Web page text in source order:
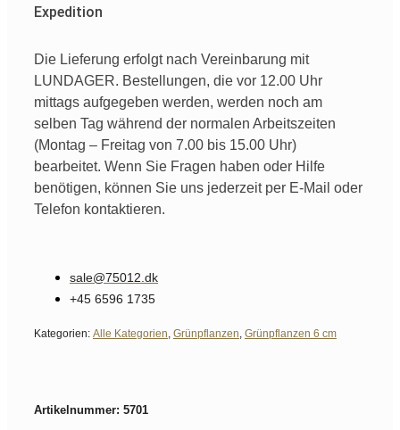
Expedition
Die Lieferung erfolgt nach Vereinbarung mit
LUNDAGER. Bestellungen, die vor 12.00 Uhr
mittags aufgegeben werden, werden noch am
selben Tag während der normalen Arbeitszeiten
(Montag – Freitag von 7.00 bis 15.00 Uhr)
bearbeitet. Wenn Sie Fragen haben oder Hilfe
benötigen, können Sie uns jederzeit per E-Mail oder
Telefon kontaktieren.
sale@75012.dk
+45 6596 1735
Kategorien: Alle Kategorien Grünpflanzen Grünpflanzen 6 cm
Artikelnummer: 5701